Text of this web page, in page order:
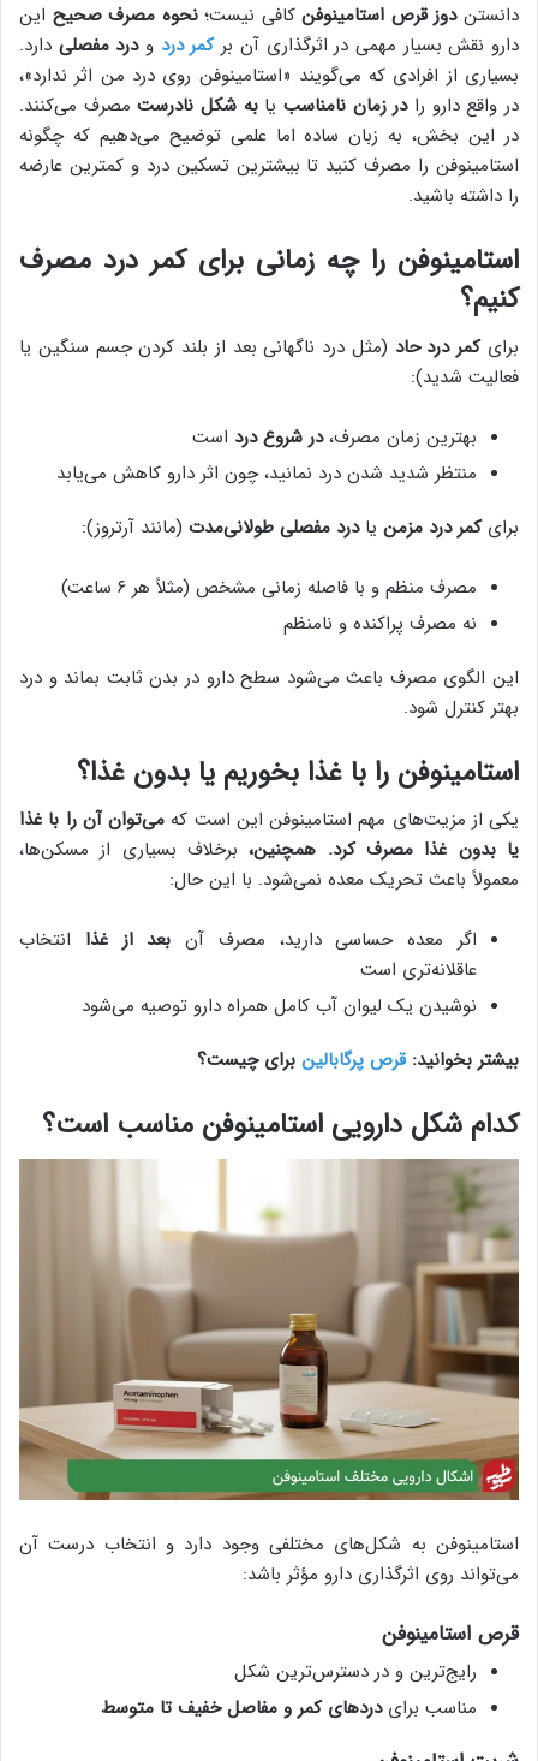
دانستندوز قرص استامینوفنکافی نیست؛نحوه مصرف صحیح این
دارو نقش بسیار مهمی در اثرگذاری آن برکمر درد ودرد مفصلی دارد.
بسیاری از افرادی که می‌گویند «استامینوفن روی درد من اثر ندارد»،
در واقع دارو رادر زمان نامناسبیابه شکل نادرستمصرف می‌کنند.
در این بخش، به زبان ساده اما علمی توضیح می‌دهیم که چگونه
استامینوفن را مصرف کنید تا بیشترین تسکین درد و کمترین عارضه
را داشته باشید.
استامینوفن را چه زمانی برای کمر درد مصرف
کنیم؟
برایکمر درد حاد (مثل درد ناگهانی بعد از بلند کردن جسم سنگین یا
فعالیت شدید):
بهترین زمان مصرف،در شروع درد است
منتظر شدید شدن درد نمانید، چون اثر دارو کاهش می‌یابد
برایکمر درد مزمن یادرد مفصلی طولانی‌مدت (مانند آرتروز):
مصرف منظم و با فاصله زمانی مشخص (مثلاً هر ۶ ساعت)
نه مصرف پراکنده و نامنظم
این الگوی مصرف باعث می‌شود سطح دارو در بدن ثابت بماند و درد
بهتر کنترل شود.
استامینوفن را با غذا بخوریم یا بدون غذا؟
یکی از مزیت‌های مهم استامینوفن این است که می‌توان آن را با غذا
یا بدون غذا مصرف کرد. همچنین، برخلاف بسیاری از مسکن‌ها،
معمولاً باعث تحریک معده نمی‌شود. با این حال:
اگر معده حساسی دارید، مصرف آن بعد از غذا انتخاب
عاقلانه‌تری است
نوشیدن یک لیوان آب کامل همراه دارو توصیه می‌شود
بیشتر بخوانید:قرص پرگابالین برای چیست؟
کدام شکل دارویی استامینوفن مناسب است؟
استامینوفن به شکل‌های مختلفی وجود دارد و انتخاب درست آن
می‌تواند روی اثرگذاری دارو مؤثر باشد:
قرص استامینوفن
رایج‌ترین و در دسترس‌ترین شکل
مناسب برایدردهای کمر و مفاصل خفیف تا متوسط